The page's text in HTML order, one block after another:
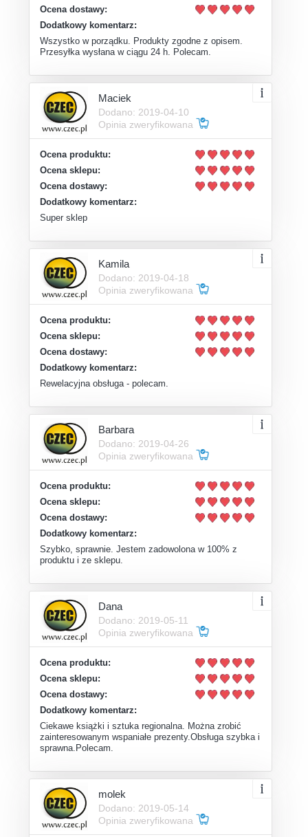
Ocena dostawy:
Dodatkowy komentarz:
Wszystko w porządku. Produkty zgodne z opisem.
Przesyłka wysłana w ciągu 24 h. Polecam.
Maciek
Dodano: 2019-04-10
Opinia zweryfikowana
Ocena produktu:
Ocena sklepu:
Ocena dostawy:
Dodatkowy komentarz:
Super sklep
Kamila
Dodano: 2019-04-18
Opinia zweryfikowana
Ocena produktu:
Ocena sklepu:
Ocena dostawy:
Dodatkowy komentarz:
Rewelacyjna obsługa - polecam.
Barbara
Dodano: 2019-04-26
Opinia zweryfikowana
Ocena produktu:
Ocena sklepu:
Ocena dostawy:
Dodatkowy komentarz:
Szybko, sprawnie. Jestem zadowolona w 100% z
produktu i ze sklepu.
Dana
Dodano: 2019-05-11
Opinia zweryfikowana
Ocena produktu:
Ocena sklepu:
Ocena dostawy:
Dodatkowy komentarz:
Ciekawe książki i sztuka regionalna. Można zrobić
zainteresowanym wspaniałe prezenty.Obsługa szybka i
sprawna.Polecam.
molek
Dodano: 2019-05-14
Opinia zweryfikowana